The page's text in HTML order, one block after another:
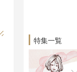
特集一覧